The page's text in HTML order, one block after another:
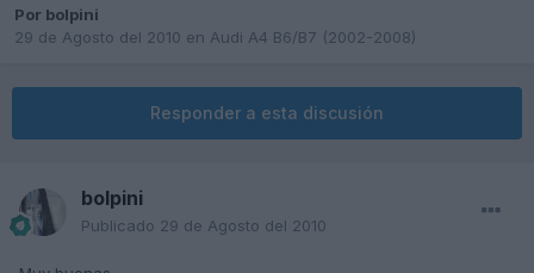
Por bolpini
29 de Agosto del 2010 en Audi A4 B6/B7 (2002-2008)
Responder a esta discusión
bolpini
Publicado 29 de Agosto del 2010